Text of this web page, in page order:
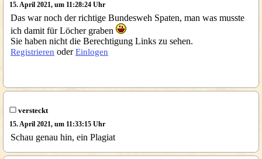
15. April 2021, um 11:28:24 Uhr
Das war noch der richtige Bundesweh Spaten, man was musste
ich damit für Löcher graben
Sie haben nicht die Berechtigung Links zu sehen.
Registrieren oderEinlogen
versteckt
15. April 2021, um 11:33:15 Uhr
Schau genau hin, ein Plagiat